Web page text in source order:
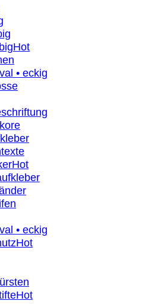
• eckig
• eckig